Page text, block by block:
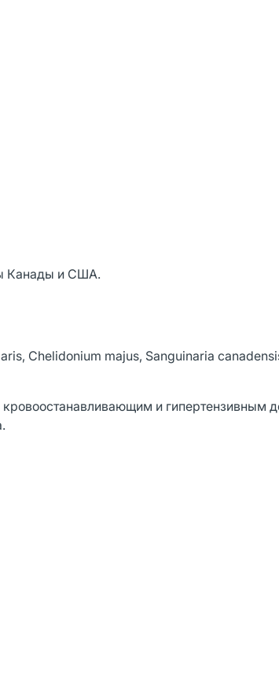
Канады и США.
Chelidonium majus, Sanguinaria
и гипертензивным